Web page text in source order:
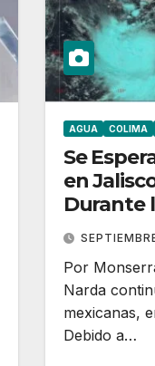
AGUA COLIMA
Se
en
Durante
Por
Narda
mexicanas,
Debido a…